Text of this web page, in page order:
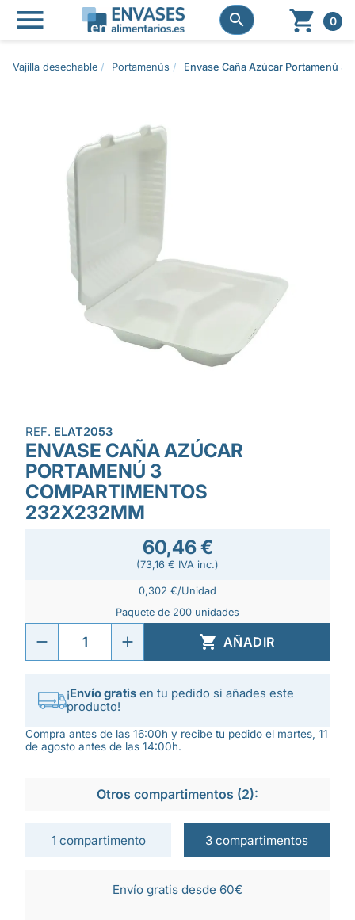
 
  0
Vajilla desechable Portamenús Envase Caña Azúcar Portamenú
REF. ELAT2053
ENVASE CAÑA AZÚCAR
PORTAMENÚ 3
COMPARTIMENTOS
232X232MM
60,46 €
(73,16 € IVA inc.)
0,302 €/Unidad
Paquete de 200 unidades
 AÑADIR
¡Envío gratis en tu pedido si añades este
producto!
Compra antes de las 16:00h y recibe tu pedido el martes, 11
de agosto antes de las 14:00h.
Otros compartimentos (2):
1 compartimento 3 compartimentos
Envío gratis desde 60€